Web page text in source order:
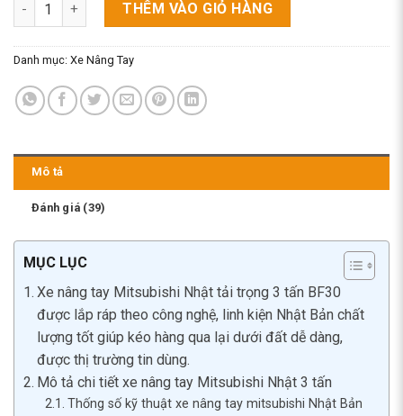
THÊM VÀO GIỎ HÀNG
Danh mục: Xe Nâng Tay
Mô tả
Đánh giá (39)
MỤC LỤC
Xe nâng tay Mitsubishi Nhật tải trọng 3 tấn BF30
được lắp ráp theo công nghệ, linh kiện Nhật Bản chất
lượng tốt giúp kéo hàng qua lại dưới đất dễ dàng,
được thị trường tin dùng.
Mô tả chi tiết xe nâng tay Mitsubishi Nhật 3 tấn
Thống số kỹ thuật xe nâng tay mitsubishi Nhật Bản